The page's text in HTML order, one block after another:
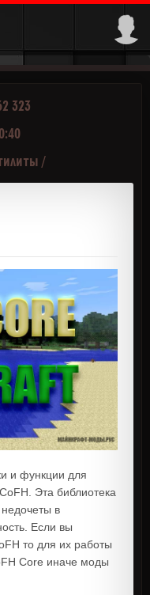
323
/
и функции для
Эта библиотека
в
Если вы
то для их работы
Core иначе моды